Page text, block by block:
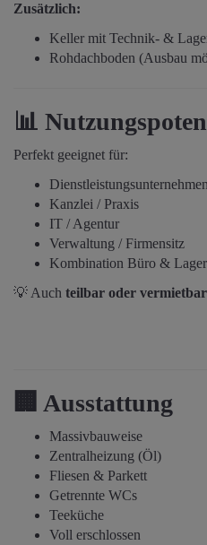
Zusätzlich:
Keller mit Technik- &
Rohdachboden (Ausbau
📊
Perfekt geeignet für:
Dienstleistungsunternehmen
Kanzlei / Praxis
IT / Agentur
Verwaltung / Firmensitz
Kombination Büro & Lager
💡 Auch teilbar oder vermietbar
🏢 Ausstattung
Massivbauweise
Zentralheizung (Öl)
Fliesen & Parkett
Getrennte WCs
Teeküche
Voll erschlossen